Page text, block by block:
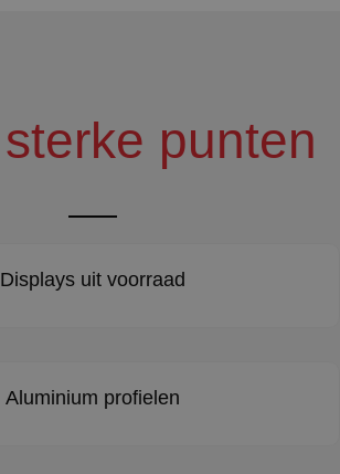
sterke punten
Displays uit voorraad
Aluminium profielen